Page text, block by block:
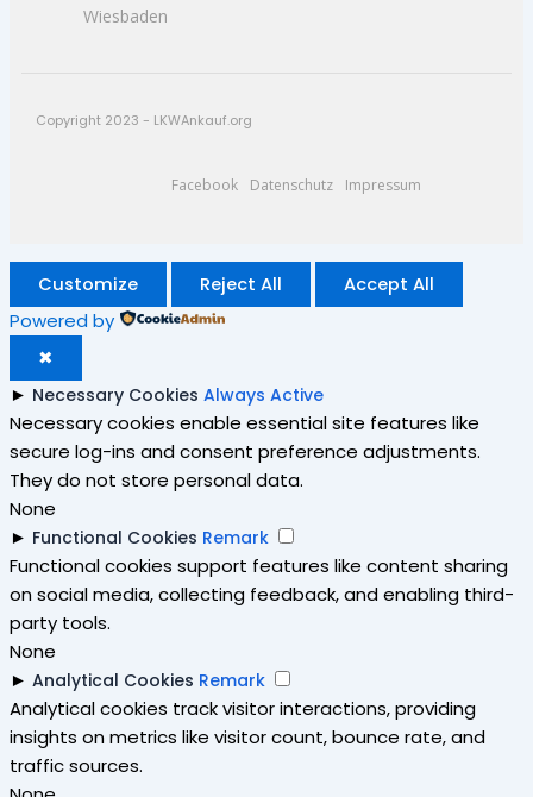
Wiesbaden
Copyright 2023 - LKWAnkauf.org
Facebook Datenschutz Impressum
Customize Reject All Accept All
Powered by
✖
► Necessary Cookies Always Active
Necessary cookies enable essential site features like
secure log-ins and consent preference adjustments.
They do not store personal data.
None
► Functional Cookies Remark
Functional cookies support features like content sharing
on social media, collecting feedback, and enabling third-
party tools.
None
► Analytical Cookies Remark
Analytical cookies track visitor interactions, providing
insights on metrics like visitor count, bounce rate, and
traffic sources.